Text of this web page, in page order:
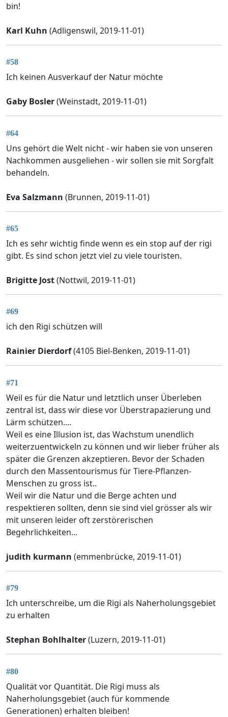
bin!
Karl Kuhn (Adligenswil, 2019-11-01)
#58
Ich keinen Ausverkauf der Natur möchte
Gaby Bosler(Weinstadt, 2019-11-01)
#64
Uns gehört die Welt nicht - wir haben sie von unseren
Nachkommen ausgeliehen - wir sollen sie mit Sorgfalt
behandeln.
Eva Salzmann (Brunnen, 2019-11-01)
#65
Ich es sehr wichtig finde wenn es ein stop auf der rigi
gibt. Es sind schon jetzt viel zu viele touristen.
Brigitte Jost(Nottwil, 2019-11-01)
#69
ich den Rigi schützen will
Rainier Dierdorf(4105 Biel-Benken, 2019-11-01)
#71
Weil es für die Natur und letztlich unser Überleben
zentral ist, dass wir diese vor Überstrapazierung und
Lärm schützen....
Weil es eine Illusion ist, das Wachstum unendlich
weiterzuentwickeln zu können und wir lieber früher als
später die Grenzen akzeptieren. Bevor der Schaden
durch den Massentourismus für Tiere-Pflanzen-
Menschen zu gross ist..
Weil wir die Natur und die Berge achten und
respektieren sollten, denn sie sind viel grösser als wir
mit unseren leider oft zerstörerischen
Begehrlichkeiten...
judith kurmann (emmenbrücke, 2019-11-01)
#79
Ich unterschreibe, um die Rigi als Naherholungsgebiet
zu erhalten
Stephan Bohlhalter(Luzern, 2019-11-01)
#80
Qualität vor Quantität. Die Rigi muss als
Naherholungsgebiet (auch für kommende
Generationen) erhalten bleiben!